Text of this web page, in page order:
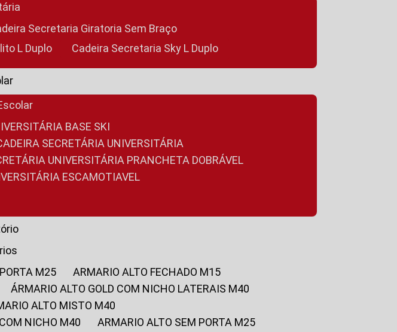
Secretaria Giratoria Sem Braço
L Duplo Cadeira Secretaria Sky L Duplo
BASE SKI
CADEIRA SECRETÁRIA UNIVERSITÁRIA
UNIVERSITÁRIA PRANCHETA DOBRÁVEL
ESCAMOTIAVEL
M25
ARMARIO ALTO FECHADO M15
ÁRMARIO ALTO GOLD COM NICHO LATERAIS M40
ALTO MISTO M40
NICHO M40
ARMARIO ALTO SEM PORTA M25